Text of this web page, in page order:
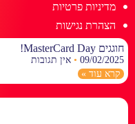
מדיניות פרטיות
הצהרת נגישות
חוגגים MasterCard Day!
09/02/2025
אין תגובות
קרא עוד »